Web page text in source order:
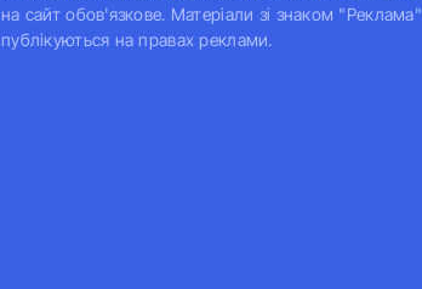
на сайт обов'язкове. Матеріали зі знаком "Реклама"
публікуються на правах реклами.